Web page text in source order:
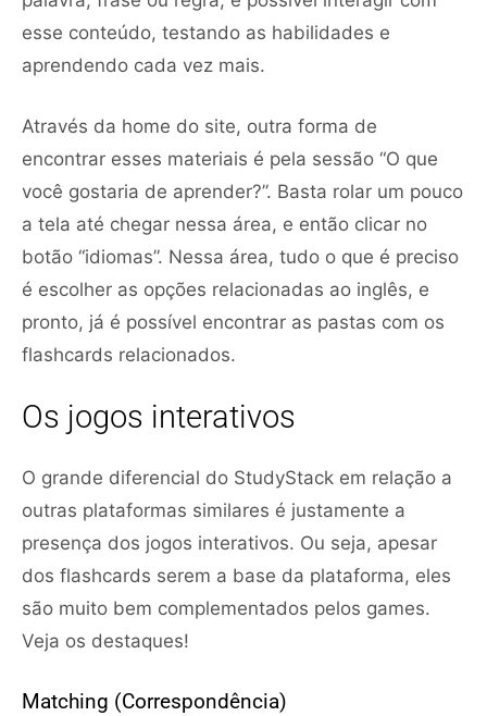
esse conteúdo, testando as habilidades e
aprendendo cada vez mais.
Através da home do site, outra forma de
encontrar esses materiais é pela sessão “O que
você gostaria de aprender?”. Basta rolar um pouco
a tela até chegar nessa área, e então clicar no
botão “idiomas”. Nessa área, tudo o que é preciso
é escolher as opções relacionadas ao inglês, e
pronto, já é possível encontrar as pastas com os
flashcards relacionados.
Os jogos interativos
O grande diferencial do StudyStack em relação a
outras plataformas similares é justamente a
presença dos jogos interativos. Ou seja, apesar
dos flashcards serem a base da plataforma, eles
são muito bem complementados pelos games.
Veja os destaques!
Matching (Correspondência)